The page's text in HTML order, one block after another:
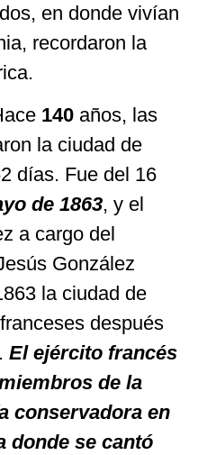
en donde vivían
recordaron la
140 años, las
la ciudad de
días. Fue del 16
de 1863, y el
a cargo del
González
la ciudad de
después
El ejército francés
de la
conservadora en
donde se cantó